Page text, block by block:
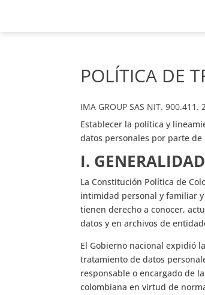
POLÍTICA DE
IMA GROUP SAS NIT. 900.411.
Establecer la política y
datos personales por parte de
I.
La Constitución Política de
intimidad personal y familiar
tienen derecho a conocer,
datos y en archivos de
El Gobierno nacional expidió
tratamiento de datos
responsable o encargado de
colombiana en virtud de